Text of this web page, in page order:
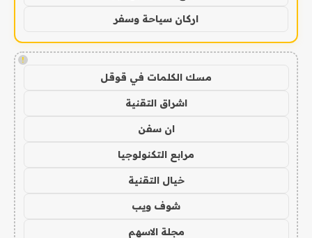
اركان سياحة وسفر
!
مسك الكلمات في قوقل
اشراق التقنية
ان سفن
مرابع التكنولوجيا
خيال التقنية
شوف ويب
مجلة الاسهم